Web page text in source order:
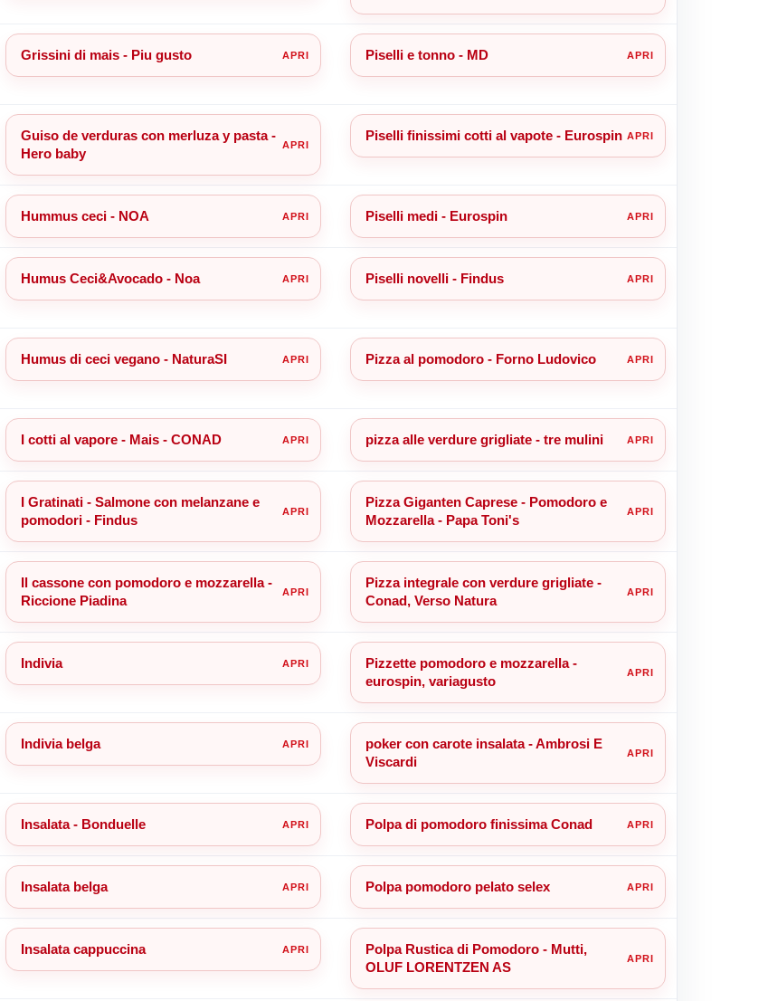
Grissini di mais - Piu gusto Piselli e tonno - MD
Guiso de verduras con merluza y pasta -
Hero baby
Piselli finissimi cotti al vapote - Eurospin
Hummus ceci - NOA Piselli medi - Eurospin
Humus Ceci&Avocado - Noa Piselli novelli - Findus
Humus di ceci vegano - NaturaSI Pizza al pomodoro - Forno Ludovico
I cotti al vapore - Mais - CONAD pizza alle verdure grigliate - tre mulini
I Gratinati - Salmone con melanzane e
pomodori - Findus
Pizza Giganten Caprese - Pomodoro e
Mozzarella - Papa Toni's
Il cassone con pomodoro e mozzarella -
Riccione Piadina
Pizza integrale con verdure grigliate -
Conad, Verso Natura
Indivia
Pizzette pomodoro e mozzarella -
eurospin, variagusto
Indivia belga
poker con carote insalata - Ambrosi E
Viscardi
Insalata - Bonduelle Polpa di pomodoro finissima Conad
Insalata belga Polpa pomodoro pelato selex
Insalata cappuccina
Polpa Rustica di Pomodoro - Mutti,
OLUF LORENTZEN AS